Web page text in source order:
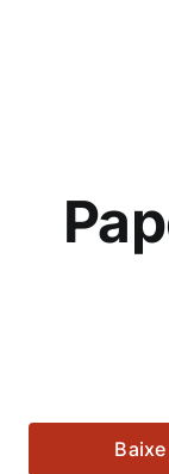
Buscar
resultados